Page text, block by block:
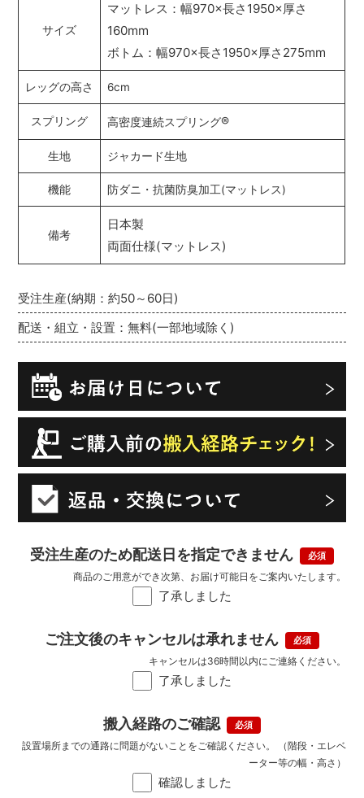
受注生産(納期：約50～60日)
配送・組立・設置：無料(一部地域除く)
受注生産のため配送日を指定できません
了承しました
商品のご用意ができ次第、お届け可能日をご案内いたします。
ご注文後のキャンセルは承れません
了承しました
キャンセルは36時間以内にご連絡ください。
搬入経路のご確認
確認しました
設置場所までの通路に問題がないことをご確認ください。 （階段・エレベ
ーター等の幅・高さ）
サイズ
マットレス：幅970×長さ1950×厚さ
160mm
ボトム：幅970×長さ1950×厚さ275mm
レッグの高さ 6cm
スプリング 高密度連続スプリング®
生地 ジャカード生地
機能 防ダニ・抗菌防臭加工(マットレス)
備考
日本製
両面仕様(マットレス)